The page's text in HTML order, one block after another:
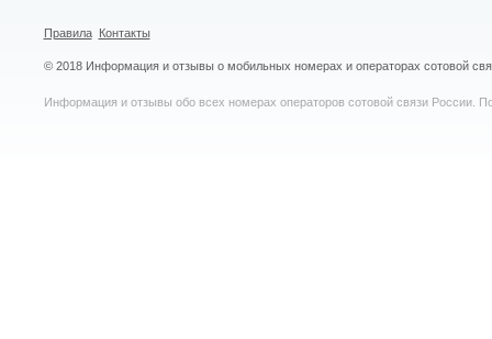
Правила Контакты
© 2018 Информация и отзывы о мобильных номерах и операторах сотовой
Информация и отзывы обо всех номерах операторов сотовой связи России.